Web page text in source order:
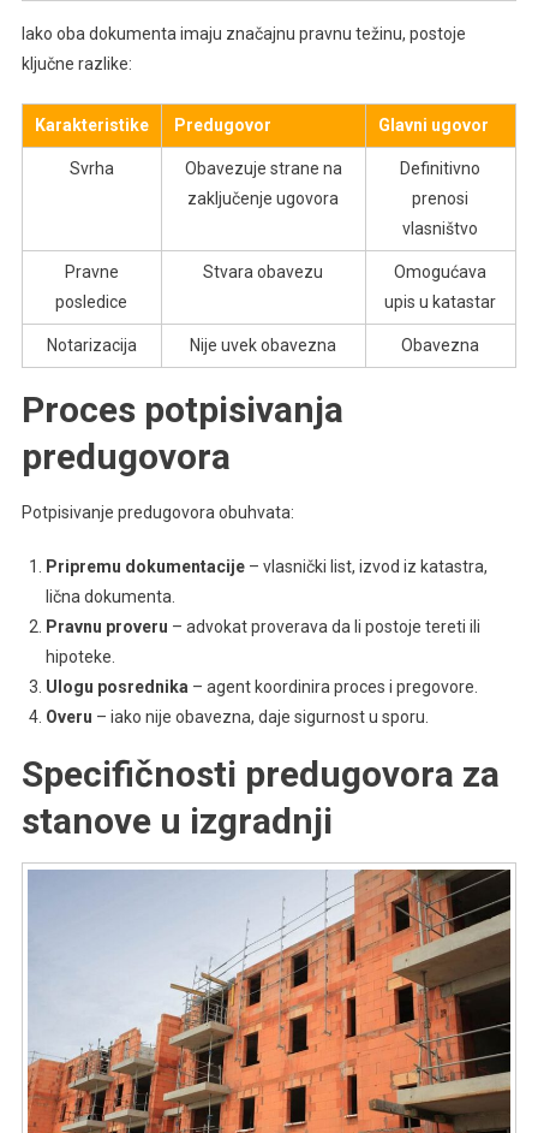
Iako oba dokumenta imaju značajnu pravnu težinu, postoje
ključne razlike:
Karakteristike Predugovor Glavni ugovor
Svrha
Obavezuje strane na
zaključenje ugovora
Definitivno
prenosi
vlasništvo
Pravne
posledice
Stvara obavezu
Omogućava
upis u katastar
Notarizacija Nije uvek obavezna Obavezna
Proces potpisivanja
predugovora
Potpisivanje predugovora obuhvata:
Pripremu dokumentacije– vlasnički list, izvod iz katastra,
lična dokumenta.
Pravnu proveru – advokat proverava da li postoje tereti ili
hipoteke.
Ulogu posrednika – agent koordinira proces i pregovore.
Overu – iako nije obavezna, daje sigurnost u sporu.
Specifičnosti predugovora za
stanove u izgradnji